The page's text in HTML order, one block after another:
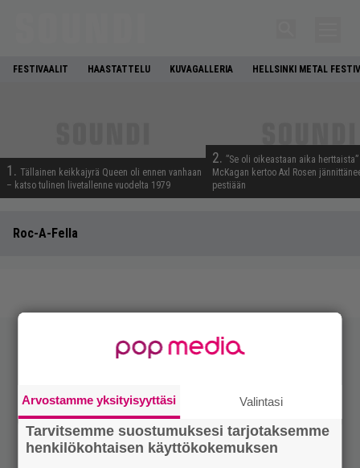
FESTIVAALIT HAASTATTELU KUVAGALLERIA HELLSINKI METAL
1. Tällainen keikkajyrä Queen oli ennen vanhaan
– katso tulinen livetallenne vuodelta 1979
2. ”Se oli oikeastaan aika
McKagan kertoo Axl Rosen
pestiään
Roc-A-Fella
Arvostamme yksityisyyttäsi Valintasi
Tarvitsemme suostumuksesi tarjotaksemme
henkilökohtaisen käyttökokemuksen